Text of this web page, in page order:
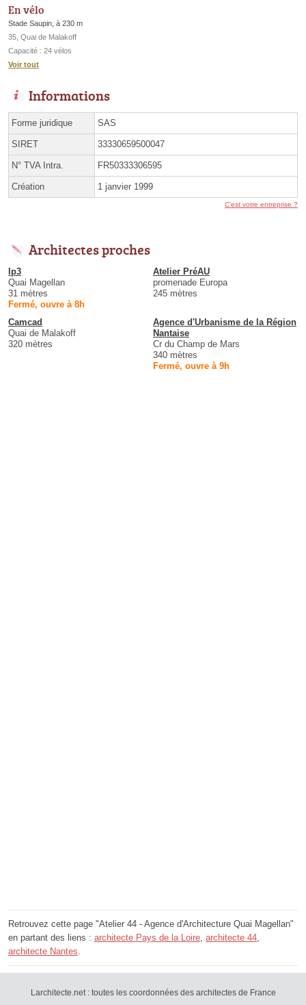
En vélo
Stade Saupin, à 230 m
35, Quai de Malakoff
Capacité : 24 vélos
Voir tout
Informations
Forme juridique SAS
SIRET 33330659500047
N° TVA Intra. FR50333306595
Création 1 janvier 1999
C'est votre entreprise ?
Architectes proches
Ip3
Quai Magellan
31 mètres
Fermé, ouvre à 8h
Atelier PréAU
promenade Europa
245 mètres
Camcad
Quai de Malakoff
320 mètres
Agence d'Urbanisme de la Région
Nantaise
Cr du Champ de Mars
340 mètres
Fermé, ouvre à 9h
Retrouvez cette page "Atelier 44 - Agence d'Architecture Quai Magellan"
en partant des liens : architecte Pays de la Loire architecte 44
architecte Nantes
Larchitecte.net : toutes les coordonnées des architectes de France